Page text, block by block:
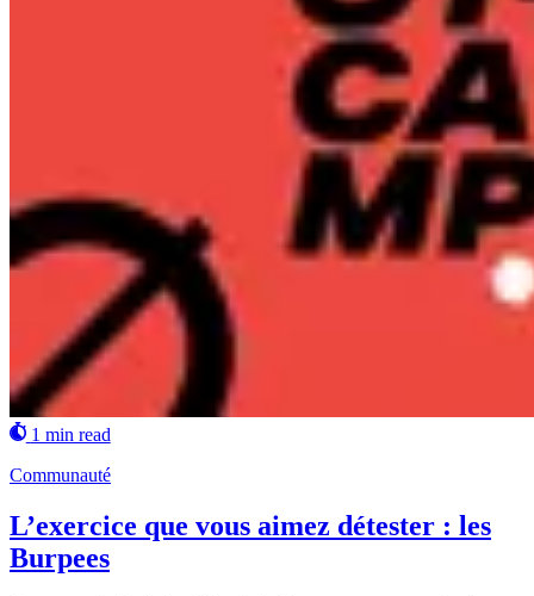
1 min read
Communauté
L’exercice que vous aimez détester : les
Burpees